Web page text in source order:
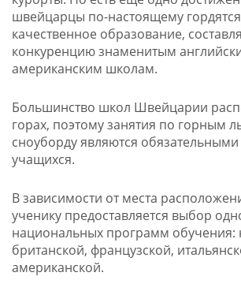
швейцарцы по-настоящему гордятся
качественное образование,
конкуренцию знаменитым
американским школам.
Большинство школ Швейцарии
горах, поэтому занятия по горным
сноуборду являются обязательными
учащихся.
В зависимости от места
ученику предоставляется выбор
национальных программ обучения:
британской, французской,
американской.